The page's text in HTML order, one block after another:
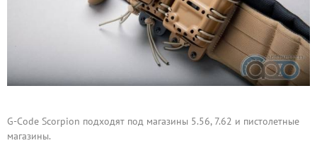
G-Code Scorpion подходят под магазины 5.56, 7.62 и пистолетные
магазины.